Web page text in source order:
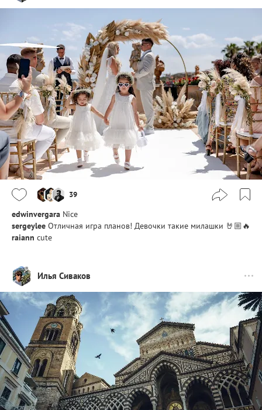
39
edwinvergara Nice
sergeylee Отличная игра планов! Девочки такие милашки 🤘🏼🔥
raiann cute
Илья Сиваков